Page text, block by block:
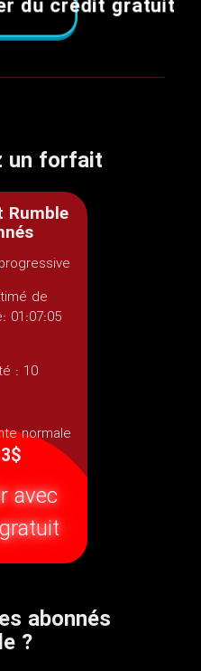
du crédit gratuit
un forfait
Rumble
de
01:07:05
: 10
normale
avec
abonnés
?